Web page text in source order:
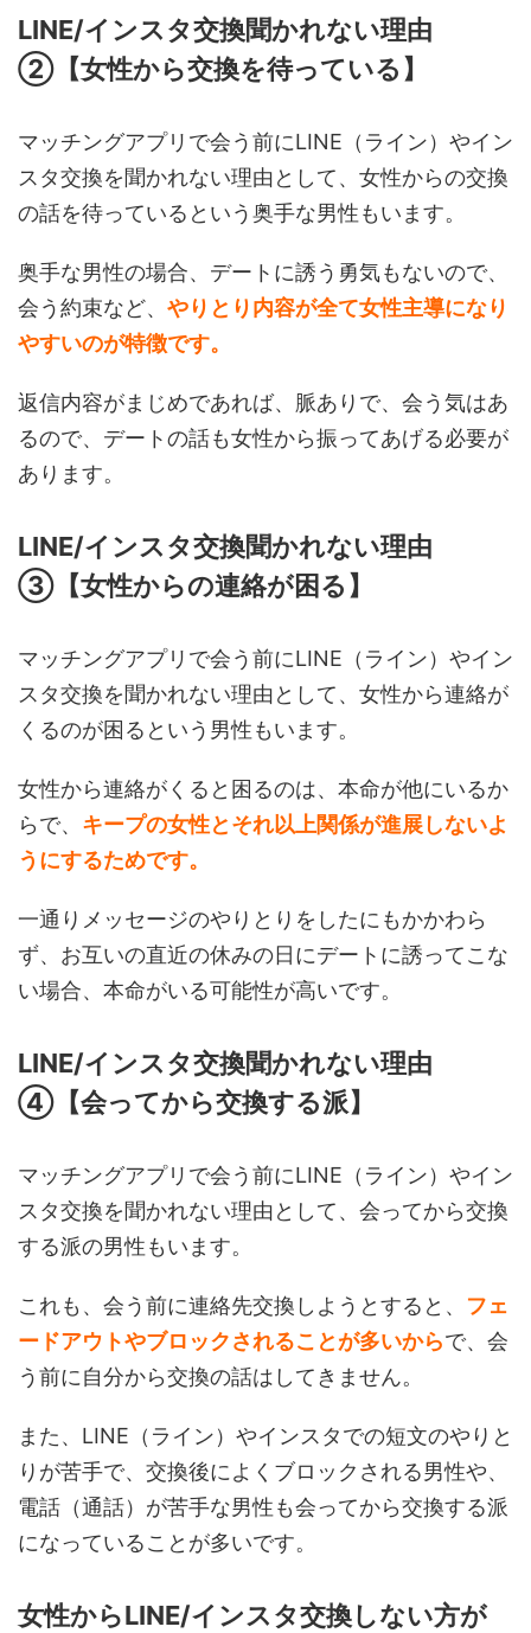
LINE/インスタ交換聞かれない理由
②【女性から交換を待っている】
マッチングアプリで会う前にLINE（ライン）やイン
スタ交換を聞かれない理由として、女性からの交換
の話を待っているという奥手な男性もいます。
奥手な男性の場合、デートに誘う勇気もないので、
会う約束など、 やりとり内容が全て女性主導になり
やすいのが特徴です。
返信内容がまじめであれば、脈ありで、会う気はあ
るので、デートの話も女性から振ってあげる必要が
あります。
LINE/インスタ交換聞かれない理由
③【女性からの連絡が困る】
マッチングアプリで会う前にLINE（ライン）やイン
スタ交換を聞かれない理由として、女性から連絡が
くるのが困るという男性もいます。
女性から連絡がくると困るのは、本命が他にいるか
らで、 キープの女性とそれ以上関係が進展しないよ
うにするためです。
一通りメッセージのやりとりをしたにもかかわら
ず、お互いの直近の休みの日にデートに誘ってこな
い場合、本命がいる可能性が高いです。
LINE/インスタ交換聞かれない理由
④【会ってから交換する派】
マッチングアプリで会う前にLINE（ライン）やイン
スタ交換を聞かれない理由として、会ってから交換
する派の男性もいます。
これも、会う前に連絡先交換しようとすると、 フェ
ードアウトやブロックされることが多いからで、会
う前に自分から交換の話はしてきません。
また、LINE（ライン）やインスタでの短文のやりと
りが苦手で、交換後によくブロックされる男性や、
電話（通話）が苦手な男性も会ってから交換する派
になっていることが多いです。
女性からLINE/インスタ交換しない方が